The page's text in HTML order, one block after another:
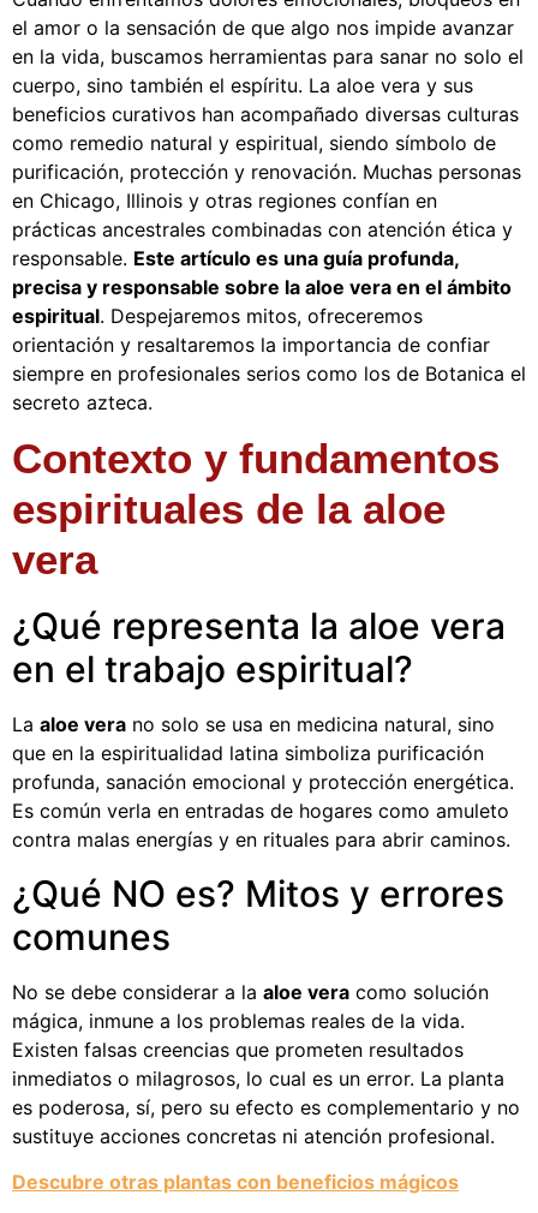
el amor o la sensación de que algo nos impide avanzar
en la vida, buscamos herramientas para sanar no solo el
cuerpo, sino también el espíritu. La aloe vera y sus
beneficios curativos han acompañado diversas culturas
como remedio natural y espiritual, siendo símbolo de
purificación, protección y renovación. Muchas personas
en Chicago, Illinois y otras regiones confían en
prácticas ancestrales combinadas con atención ética y
responsable. Este artículo es una guía profunda,
precisa y responsable sobre la aloe vera en el ámbito
espiritual. Despejaremos mitos, ofreceremos
orientación y resaltaremos la importancia de confiar
siempre en profesionales serios como los de Botanica el
secreto azteca.
Contexto y fundamentos
espirituales de la aloe
vera
¿Qué representa la aloe vera
en el trabajo espiritual?
La aloe vera no solo se usa en medicina natural, sino
que en la espiritualidad latina simboliza purificación
profunda, sanación emocional y protección energética.
Es común verla en entradas de hogares como amuleto
contra malas energías y en rituales para abrir caminos.
¿Qué NO es? Mitos y errores
comunes
No se debe considerar a la aloe vera como solución
mágica, inmune a los problemas reales de la vida.
Existen falsas creencias que prometen resultados
inmediatos o milagrosos, lo cual es un error. La planta
es poderosa, sí, pero su efecto es complementario y no
sustituye acciones concretas ni atención profesional.
Descubre otras plantas con beneficios mágicos